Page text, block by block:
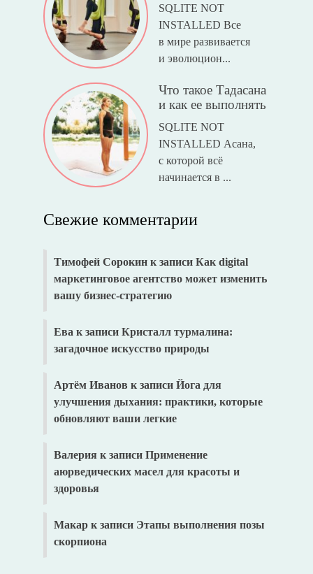
SQLITE NOT
INSTALLED Все
в мире развивается
и эволюцион...
Что такое Тадасана
и как ее выполнять
SQLITE NOT
INSTALLED Асана,
с которой всё
начинается в ...
Свежие комментарии
Тимофей Сорокинк записи Как digital
маркетинговое агентство может изменить
вашу бизнес-стратегию
Ева к записи Кристалл турмалина:
загадочное искусство природы
Артём Иванов к записи Йога для
улучшения дыхания: практики, которые
обновляют ваши легкие
Валерия к записи Применение
аюрведических масел для красоты и
здоровья
Макарк записи Этапы выполнения позы
скорпиона